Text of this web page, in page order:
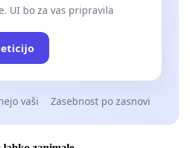
UI bo za vas pripravila
vaši Zasebnost po zasnovi